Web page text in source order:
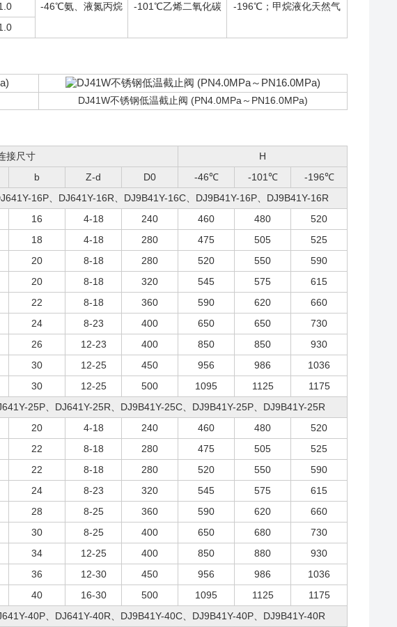
-46℃氨、液氮丙烷
-101℃乙烯二氧化碳 -196℃；甲烷液化天然气
DJ41W不锈钢低温截止阀 (PN4.0MPa～PN16.0MPa)
接尺寸
H
b Z-d D0 -46℃ -101℃
-196℃
16P、DJ641Y-16R、DJ9B41Y-16C、DJ9B41Y-16P、DJ9B41Y-16R
16 4-18 240 460 480
520
18 4-18 280 475 505
525
20 8-18 280 520 550
590
20 8-18 320 545 575
615
22 8-18 360 590 620
660
24 8-23 400 650 650
730
26 12-23 400 850 850
930
30 12-25 450 956 986
1036
30 12-25 500 1095 1125
1175
25P、DJ641Y-25R、DJ9B41Y-25C、DJ9B41Y-25P、DJ9B41Y-25R
20 4-18 240 460 480
520
22 8-18 280 475 505
525
22 8-18 280 520 550
590
24 8-23 320 545 575
615
28 8-25 360 590 620
660
30 8-25 400 650 680
730
34 12-25 400 850 880
930
36 12-30 450 956 986
1036
40 16-30 500 1095 1125
1175
40P、DJ641Y-40R、DJ9B41Y-40C、DJ9B41Y-40P、DJ9B41Y-40R